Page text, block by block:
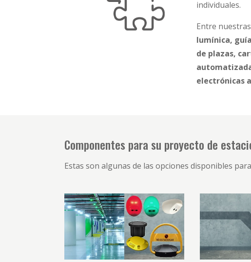
individuales.
Entre
lumínica,
de plazas,
electrónicas
Componentes para su proyecto de
Estas son algunas de las opciones disponibles